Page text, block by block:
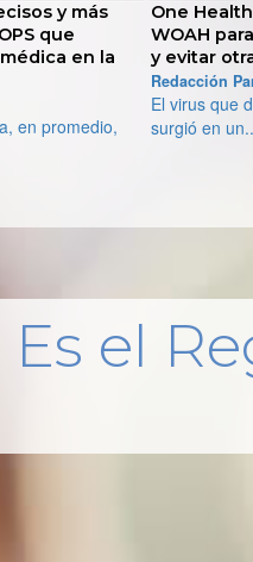
y más
que
en la
en promedio,
One
WOAH
y evitar
Redacción
El virus que
surgió en
Es el